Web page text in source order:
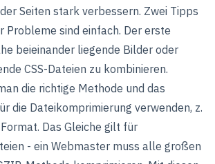
Seiten stark verbessern. Zwei Tipps
Probleme sind einfach. Der erste
beieinander liegende Bilder oder
CSS-Dateien zu kombinieren.
die richtige Methode und das
die Dateikomprimierung verwenden, z.
Das Gleiche gilt für
- ein Webmaster muss alle großen